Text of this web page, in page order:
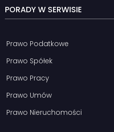
PORADY W SERWISIE
Prawo Podatkowe
Prawo Spółek
Prawo Pracy
Prawo Umów
Prawo Nieruchomości